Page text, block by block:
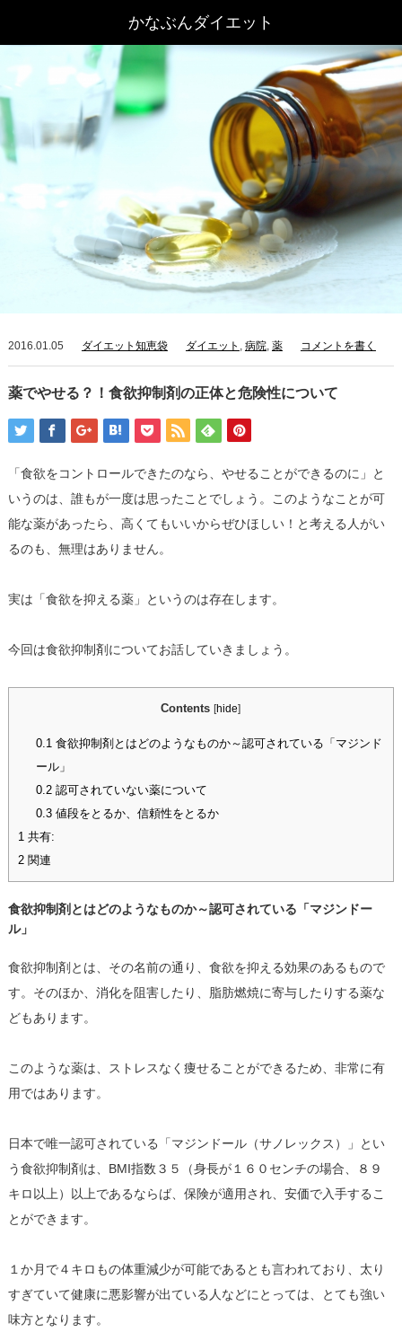
2016.01.05 ダイエット知恵袋 ダイエット , 病院, 薬 コメントを書く
薬でやせる？！食欲抑制剤の正体と危険性について
「食欲をコントロールできたのなら、やせることができるのに」と
いうのは、誰もが一度は思ったことでしょう。このようなことが可
能な薬があったら、高くてもいいからぜひほしい！と考える人がい
るのも、無理はありません。
実は「食欲を抑える薬」というのは存在します。
今回は食欲抑制剤についてお話していきましょう。
Contents [hide]
0.1食欲抑制剤とはどのようなものか～認可されている「マジンド
ール」
0.2認可されていない薬について
0.3値段をとるか、信頼性をとるか
1共有:
2関連
食欲抑制剤とはどのようなものか～認可されている「マジンドー
ル」
食欲抑制剤とは、その名前の通り、食欲を抑える効果のあるもので
す。そのほか、消化を阻害したり、脂肪燃焼に寄与したりする薬な
どもあります。
このような薬は、ストレスなく痩せることができるため、非常に有
用ではあります。
日本で唯一認可されている「マジンドール（サノレックス）」とい
う食欲抑制剤は、BMI指数３５（身長が１６０センチの場合、８９
キロ以上）以上であるならば、保険が適用され、安価で入手するこ
とができます。
１か月で４キロもの体重減少が可能であるとも言われており、太り
すぎていて健康に悪影響が出ている人などにとっては、とても強い
味方となります。